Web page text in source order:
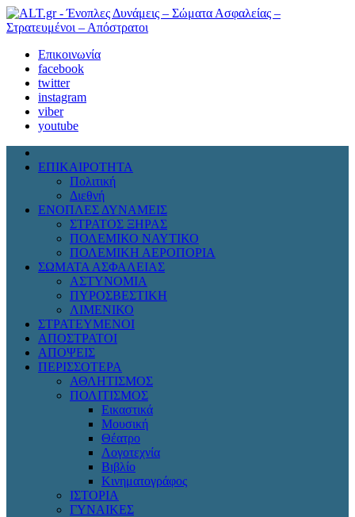
Επικοινωνία
facebook
twitter
instagram
viber
youtube
ΕΠΙΚΑΙΡΟΤΗΤΑ
Πολιτική
Διεθνή
ΕΝΟΠΛΕΣ ΔΥΝΑΜΕΙΣ
ΣΤΡΑΤΟΣ ΞΗΡΑΣ
ΠΟΛΕΜΙΚΟ ΝΑΥΤΙΚΟ
ΠΟΛΕΜΙΚΗ ΑΕΡΟΠΟΡΙΑ
ΣΩΜΑΤΑ ΑΣΦΑΛΕΙΑΣ
ΑΣΤΥΝΟΜΙΑ
ΠΥΡΟΣΒΕΣΤΙΚΗ
ΛΙΜΕΝΙΚΟ
ΣΤΡΑΤΕΥΜΕΝΟΙ
ΑΠΟΣΤΡΑΤΟΙ
ΑΠΟΨΕΙΣ
ΠΕΡΙΣΣΟΤΕΡΑ
ΑΘΛΗΤΙΣΜΟΣ
ΠΟΛΙΤΙΣΜΟΣ
Εικαστικά
Μουσική
Θέατρο
Λογοτεχνία
Βιβλίο
Κινηματογράφος
ΙΣΤΟΡΙΑ
ΓΥΝΑΙΚΕΣ